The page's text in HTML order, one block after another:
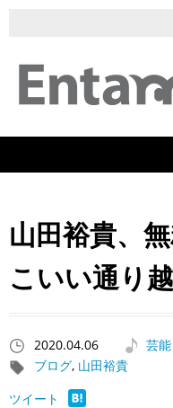
山田裕貴、
こいい通り
2020.04.06
芸
ブログ, 山田裕貴
ツイート